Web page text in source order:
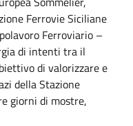
Ferrovie Siciliane
Ferroviario –
di intenti tra il
di valorizzare e
della Stazione
giorni di mostre,